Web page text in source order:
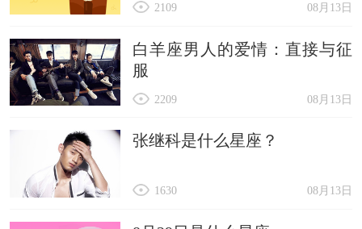
08月13日
2109
白羊座男人的爱情：直接与征
服
08月13日
2209
张继科是什么星座？
08月13日
1630